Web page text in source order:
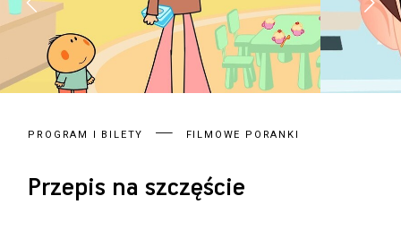
PROGRAM I BILETY FILMOWE PORANKI
Przepis na szczęście